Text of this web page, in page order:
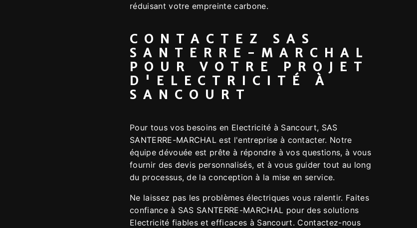
réduisant votre empreinte carbone.
CONTACTEZ SAS
SANTERRE-MARCHAL
POUR VOTRE PROJET
D'ELECTRICITÉ À
SANCOURT
Pour tous vos besoins en Electricité à Sancourt, SAS
SANTERRE-MARCHAL est l'entreprise à contacter. Notre
équipe dévouée est prête à répondre à vos questions, à vous
fournir des devis personnalisés, et à vous guider tout au long
du processus, de la conception à la mise en service.
Ne laissez pas les problèmes électriques vous ralentir. Faites
confiance à SAS SANTERRE-MARCHAL pour des solutions
Electricité fiables et efficaces à Sancourt. Contactez-nous